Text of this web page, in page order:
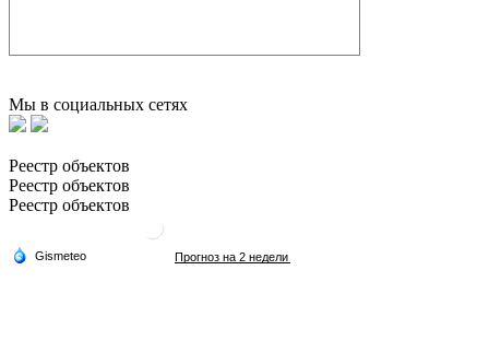
Мы в социальных сетях
Реестр объектов
Реестр объектов
Реестр объектов